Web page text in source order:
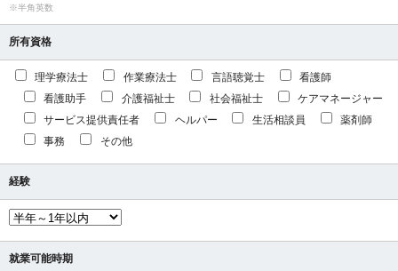
※半角英数
所有資格
理学療法士 作業療法士 言語聴覚士
看護師
看護助手
介護福祉士 社会福祉士
ケアマネージャー
サービス提供責任者
ヘルパー 生活相談員
薬剤師
事務
その他
経験
就業可能時期